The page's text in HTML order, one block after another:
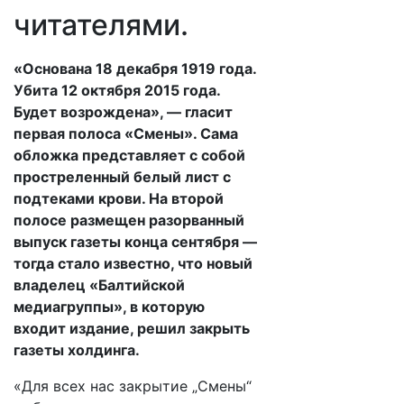
читателями.
«Основана 18 декабря 1919 года.
Убита 12 октября 2015 года.
Будет возрождена», — гласит
первая полоса «Смены». Сама
обложка представляет с собой
простреленный белый лист с
подтеками крови. На второй
полосе размещен разорванный
выпуск газеты конца сентября —
тогда стало известно, что новый
владелец «Балтийской
медиагруппы», в которую
входит издание, решил закрыть
газеты холдинга.
«Для всех нас закрытие „Смены“